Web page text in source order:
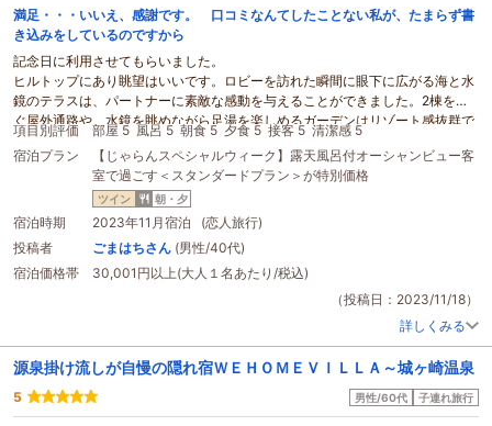
満足・・・いいえ、感謝です。 口コミなんてしたことない私が、たまらず書
き込みをしているのですから
記念日に利用させてもらいました。
ヒルトップにあり眺望はいいです。ロビーを訪れた瞬間に眼下に広がる海と水
鏡のテラスは、パートナーに素敵な感動を与えることができました。2棟を繋
ぐ屋外通路や、水鏡を眺めながら足湯を楽しめるガーデンはリゾート感抜群で
す。開放感のあるラウンジでは無料のアルコールやソフトドリンク、パティシ
エの作る洋菓子を落ち着いた雰囲気で楽しめます。
ここで案内していいか分かりませんが、2023年11月現在、ホームページの案
内に沿って大浴場の 貸し切りが可能です。実はチェックインの時間を早めるこ
とができるのでお勧めです。珍しい深い温泉を自由に楽しむことができ、中々
味わえない体験ができると思います。
食事は洋食のコース料理を選びました。落ち着いた空間で
しめます。ただ、夕食は私服でうかがうのですが、サプライズで計画した宿だ
ったため、ラフな格好で来ちゃったよーと、パートナーに着るものや化粧直し
で少し気を使わせてしまいました（笑）お客様のお腹を満たすことも使命なの
だという、シェフのお言葉の通り、味わいだけでなく量も十分なものだと感じ
ています。シェフの方、だいぶラフな感じでうかがってしまいましたが、普段
味わえない料理とおもてなしにとても満足しています。ありがとうございまし
た。
お部屋のお風呂はテラスがつながっている部屋を選んだのですが、開放感があ
項目別評価 部屋 5 風呂 5 朝食 5 夕食 5 接客 5 清潔感 5
宿泊プラン
【じゃらんスペシャルウィーク】露天風呂付オーシャンビュー客
室で過ごす＜スタンダードプラン＞が特別価格
ツイン 朝・夕
宿泊時期
2023年11月宿泊 (恋人旅行)
投稿者
ごまはちさん (男性/40代)
宿泊価格帯
30,001円以上(大人１名あたり/税込)
（投稿日：2023/11/18）
詳しくみる
源泉掛け流しが自慢の隠れ宿ＷＥＨＯＭＥＶＩＬＬＡ～城ヶ崎温泉
5 男性/60代 子連れ旅行